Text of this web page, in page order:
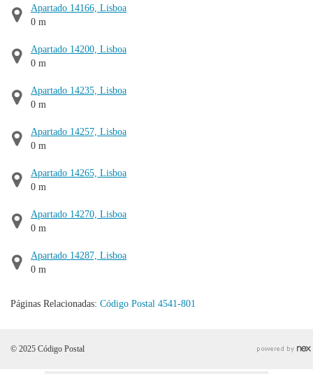
Apartado 14166, Lisboa
0 m
Apartado 14200, Lisboa
0 m
Apartado 14235, Lisboa
0 m
Apartado 14257, Lisboa
0 m
Apartado 14265, Lisboa
0 m
Apartado 14270, Lisboa
0 m
Apartado 14287, Lisboa
0 m
Páginas Relacionadas: Código Postal 4541-801
© 2025 Código Postal